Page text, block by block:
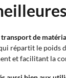
transport de
répartit le poids
et facilitant la